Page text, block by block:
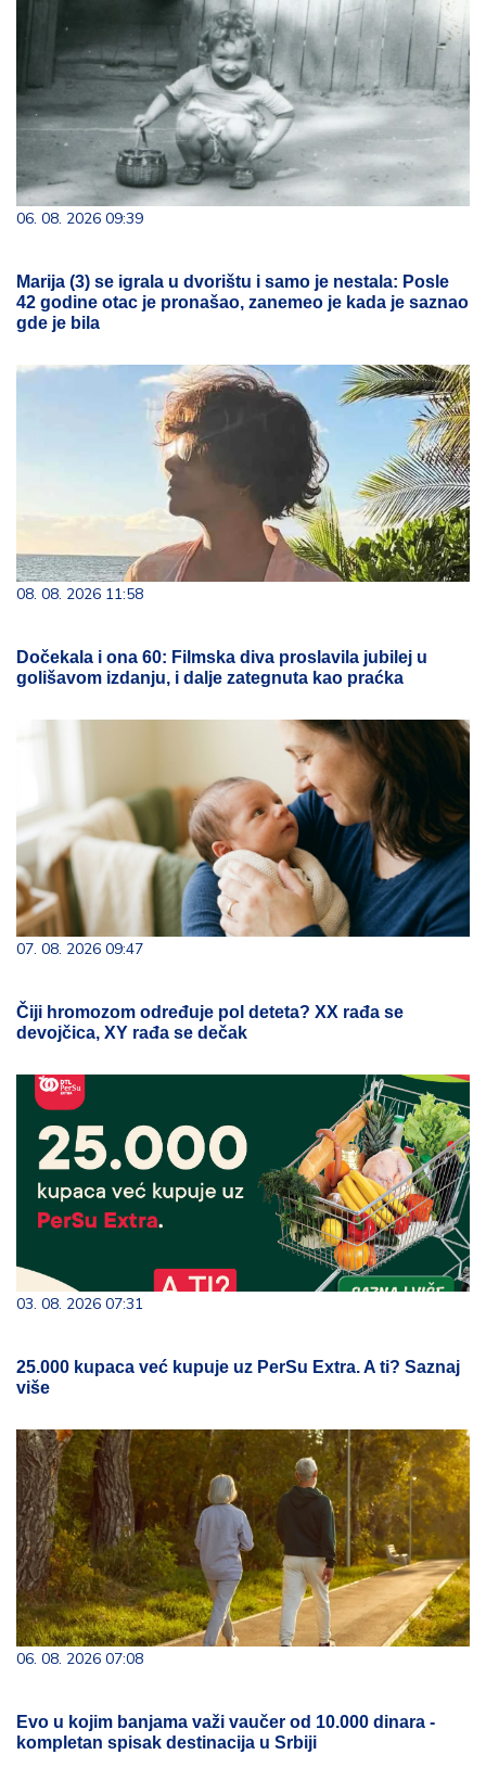
06. 08. 2026 09:39
Marija (3) se igrala u dvorištu i samo je nestala: Posle
42 godine otac je pronašao, zanemeo je kada je saznao
gde je bila
08. 08. 2026 11:58
Dočekala i ona 60: Filmska diva proslavila jubilej u
golišavom izdanju, i dalje zategnuta kao praćka
07. 08. 2026 09:47
Čiji hromozom određuje pol deteta? XX rađa se
devojčica, XY rađa se dečak
03. 08. 2026 07:31
25.000 kupaca već kupuje uz PerSu Extra. A ti? Saznaj
više
06. 08. 2026 07:08
Evo u kojim banjama važi vaučer od 10.000 dinara -
kompletan spisak destinacija u Srbiji